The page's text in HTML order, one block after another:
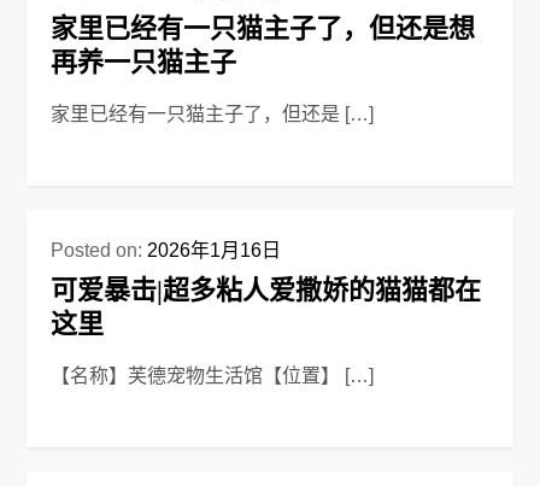
家里已经有一只猫主子了，但还是想
再养一只猫主子
家里已经有一只猫主子了，但还是 […]
Posted on: 2026年1月16日
可爱暴击|超多粘人爱撒娇的猫猫都在
这里
【名称】芙德宠物生活馆【位置】 […]